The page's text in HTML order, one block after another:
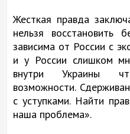
Жесткая правда
нельзя восстановить
зависима от России с
и у России слишком
внутри Украины
возможности.
с уступками. Найти
наша проблема».